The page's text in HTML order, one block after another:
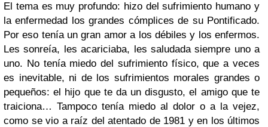
El tema es muy profundo: hizo del sufrimiento humano y
la enfermedad los grandes cómplices de su Pontificado.
Por eso tenía un gran amor a los débiles y los enfermos.
Les sonreía, les acariciaba, les saludada siempre uno a
uno. No tenía miedo del sufrimiento físico, que a veces
es inevitable, ni de los sufrimientos morales grandes o
pequeños: el hijo que te da un disgusto, el amigo que te
traiciona… Tampoco tenía miedo al dolor o a la vejez,
como se vio a raíz del atentado de 1981 y en los últimos